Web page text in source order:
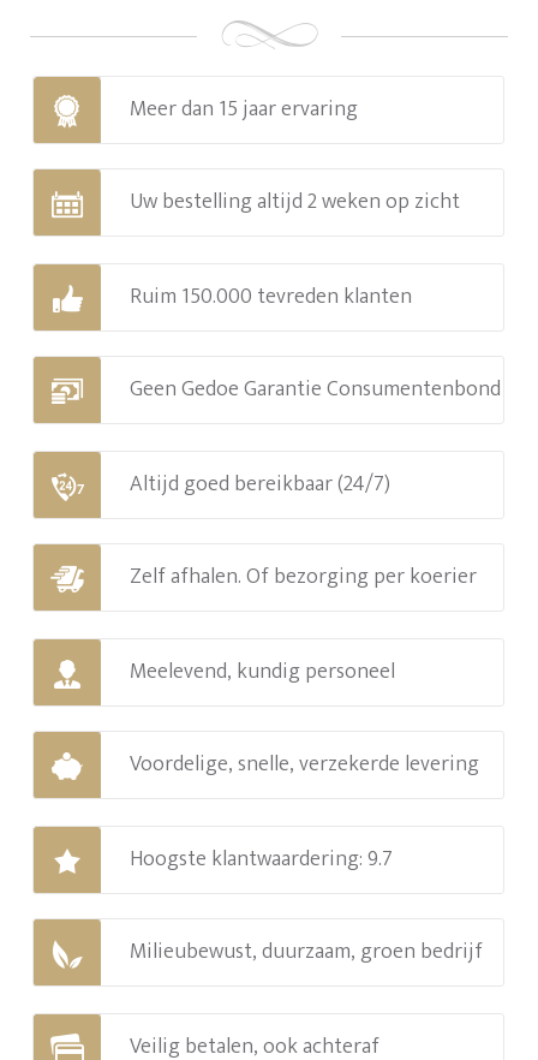
Meer dan 15 jaar ervaring
Uw bestelling altijd 2 weken op zicht
Ruim 150.000 tevreden klanten
Geen Gedoe Garantie Consumentenbond
Altijd goed bereikbaar (24/7)
Zelf afhalen. Of bezorging per koerier
Meelevend, kundig personeel
Voordelige, snelle, verzekerde levering
Hoogste klantwaardering: 9.7
Milieubewust, duurzaam, groen bedrijf
Veilig betalen, ook achteraf